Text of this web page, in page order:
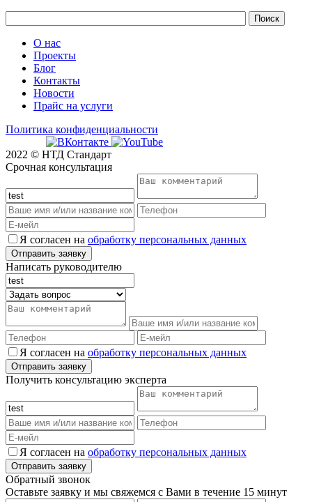
О нас
Проекты
Блог
Контакты
Новости
Прайс на услуги
Политика конфиденциальности
2022 © НТД Стандарт
Срочная консультация
Я согласен на обработку персональных данных
Написать руководителю
Я согласен на обработку персональных данных
Получить консультацию эксперта
Я согласен на обработку персональных данных
Обратный звонок
Оставьте заявку и мы свяжемся с Вами в течение 15 минут